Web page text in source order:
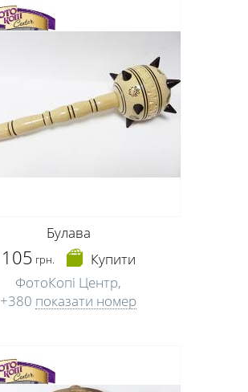
Булава
105 грн.
Купити
ФотоКопі Центр,
+380 показати номер